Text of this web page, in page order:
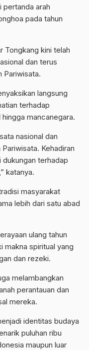
pertanda arah
pada tahun
Tongkang kini telah
dan terus
Pariwisata.
langsung
terhadap
mancanegara.
nasional dan
Kehadiran
terhadap
katanya.
masyarakat
lebih dari satu abad
ulang tahun
makna spiritual yang
dan rezeki.
melambangkan
perantauan dan
mereka.
identitas budaya
puluhan ribu
maupun luar